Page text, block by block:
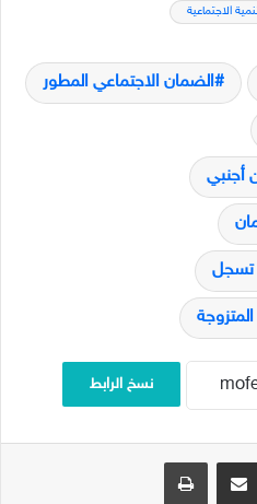
الاجتماعية
الضمان الاجتماعي المطور
أجنبي
تسجل
نسخ الرابط
مشاركة عبر البريد طباعة